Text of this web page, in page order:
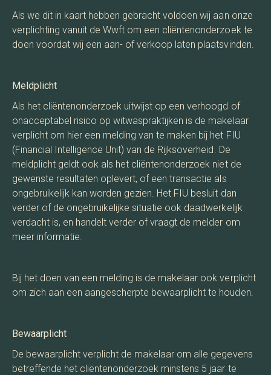
Als we dit in kaart hebben gebracht voldoen wij aan onze
verplichting vanuit de Wwft om een cliëntenonderzoek te
doen voordat wij een aan- of verkoop laten plaatsvinden.
Meldplicht
Als het cliëntenonderzoek uitwijst op een verhoogd of
onacceptabel risico op witwaspraktijken is de makelaar
verplicht om hier een melding van te maken bij het FIU
(Financial Intelligence Unit) van de Rijksoverheid. De
meldplicht geldt ook als het cliëntenonderzoek niet de
gewenste resultaten oplevert, of een transactie als
ongebruikelijk kan worden gezien. Het FIU besluit dan
verder of de ongebruikelijke situatie ook daadwerkelijk
verdacht is, en handelt verder of vraagt de melder om
meer informatie.
Bij het doen van een melding is de makelaar ook verplicht
om zich aan een aangescherpte bewaarplicht te houden.
Bewaarplicht
De bewaarplicht verplicht de makelaar om alle gegevens
betreffende het cliëntenonderzoek minstens 5 jaar te